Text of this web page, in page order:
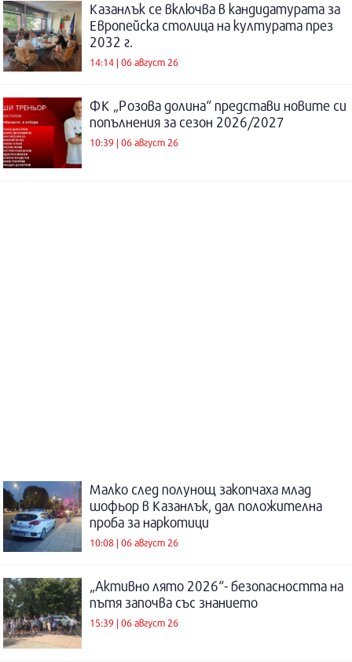
Казанлък се включва в кандидатурата за
Европейска столица на културата през
2032 г.
14:14 | 06 август 26
ФК „Розова долина“ представи новите си
попълнения за сезон 2026/2027
10:39 | 06 август 26
Малко след полунощ закопчаха млад
шофьор в Казанлък, дал положителна
проба за наркотици
10:08 | 06 август 26
„Активно лято 2026“- безопасността на
пътя започва със знанието
15:39 | 06 август 26